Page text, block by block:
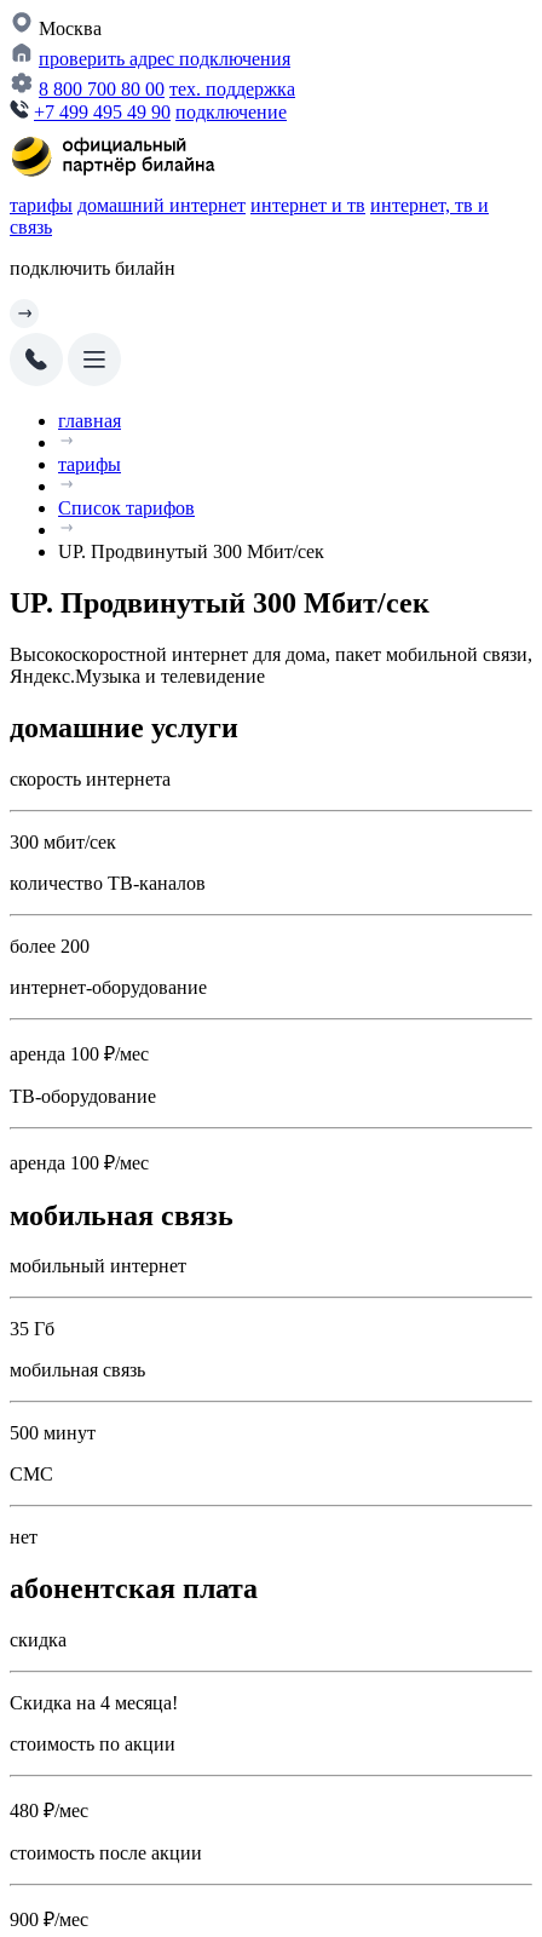
Москва
проверить адрес подключения
8 800 700 80 00 тех. поддержка
+7 499 495 49 90 подключение
тарифы домашний интернет интернет и тв интернет, тв и
связь
подключить билайн
главная
тарифы
Список тарифов
UP. Продвинутый 300 Мбит/сек
UP. Продвинутый 300 Мбит/сек
Высокоскоростной интернет для дома, пакет мобильной связи,
Яндекс.Музыка и телевидение
домашние услуги
скорость интернета
300 мбит/сек
количество ТВ-каналов
более 200
интернет-оборудование
аренда 100 ₽/мес
ТВ-оборудование
аренда 100 ₽/мес
мобильная связь
мобильный интернет
35 Гб
мобильная связь
500 минут
СМС
нет
абонентская плата
скидка
Скидка на 4 месяца!
стоимость по акции
480 ₽/мес
стоимость после акции
900 ₽/мес